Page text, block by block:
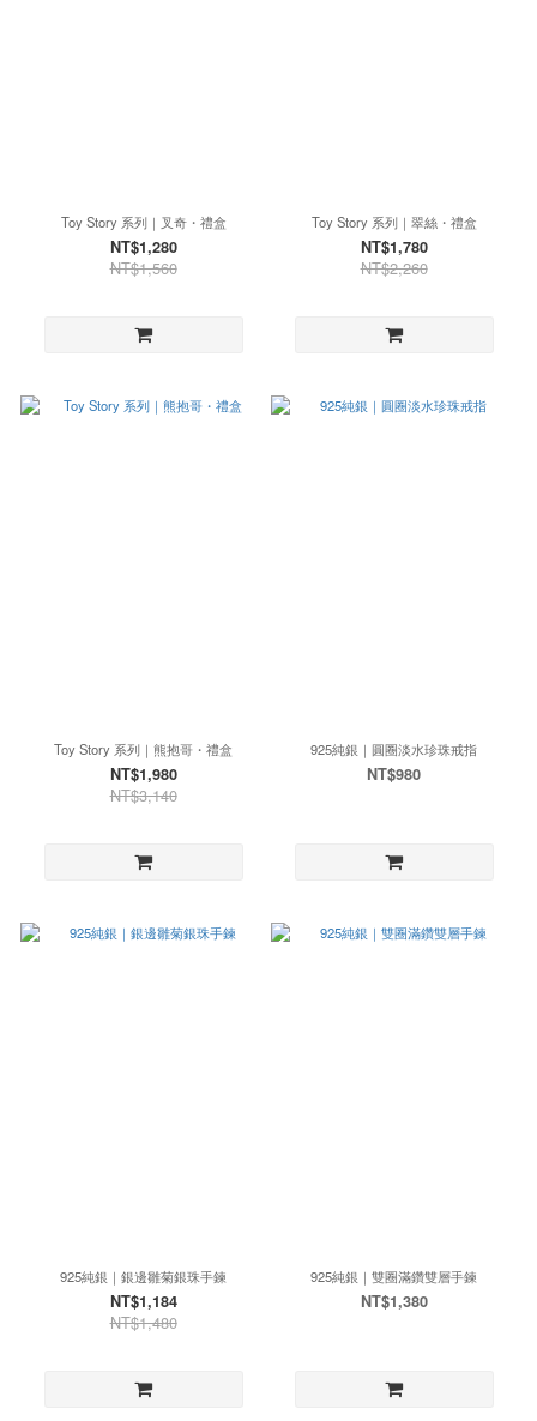
Toy Story 系列｜叉奇・禮盒
NT$1,280
NT$1,560
Toy Story 系列｜翠絲・禮盒
NT$1,780
NT$2,260
Toy Story 系列｜熊抱哥・禮盒
NT$1,980
NT$3,140
925純銀｜圓圈淡水珍珠戒指
NT$980
925純銀｜銀邊雛菊銀珠手鍊
NT$1,184
NT$1,480
925純銀｜雙圈滿鑽雙層手鍊
NT$1,380